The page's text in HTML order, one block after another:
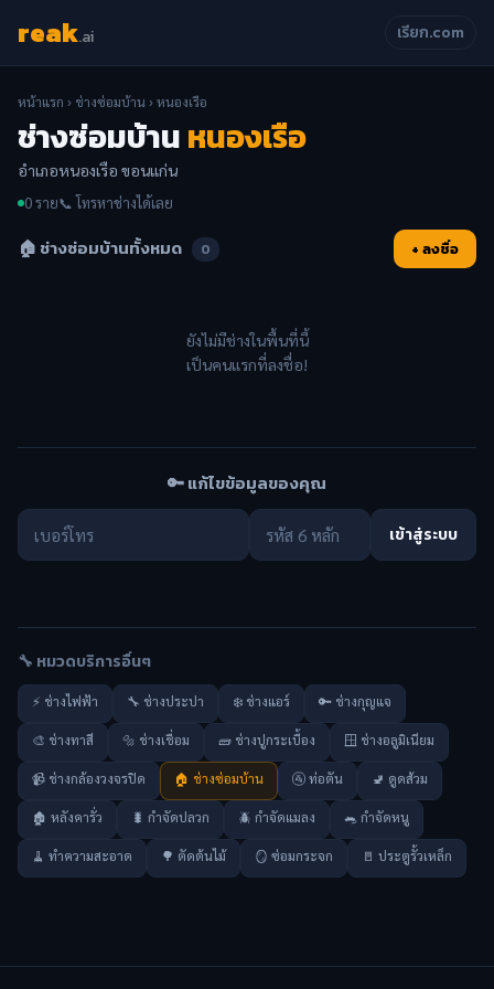
reak.ai เรียก.com
หน้าแรก › ช่างซ่อมบ้าน› หนองเรือ
ช่างซ่อมบ้านหนองเรือ
อำเภอหนองเรือ ขอนแก่น
0 ราย📞 โทรหาช่างได้เลย
🏠 ช่างซ่อมบ้านทั้งหมด 0 + ลงชื่อ
ยังไม่มีช่างในพื้นที่นี้
เป็นคนแรกที่ลงชื่อ!
🔑 แก้ไขข้อมูลของคุณ
เข้าสู่ระบบ
🔧 หมวดบริการอื่นๆ
⚡ ช่างไฟฟ้า 🔧 ช่างประปา ❄️ ช่างแอร์ 🔑 ช่างกุญแจ
🎨 ช่างทาสี 🔩 ช่างเชื่อม 🧱 ช่างปูกระเบื้อง 🪟 ช่างอลูมิเนียม
📹 ช่างกล้องวงจรปิด 🏠 ช่างซ่อมบ้าน 🚰 ท่อตัน 🚽 ดูดส้วม
🏚️ หลังคารั่ว 🐛 กำจัดปลวก 🪲 กำจัดแมลง 🐀 กำจัดหนู
🧹 ทำความสะอาด 🌳 ตัดต้นไม้ 🪞 ซ่อมกระจก 🚪 ประตูรั้วเหล็ก